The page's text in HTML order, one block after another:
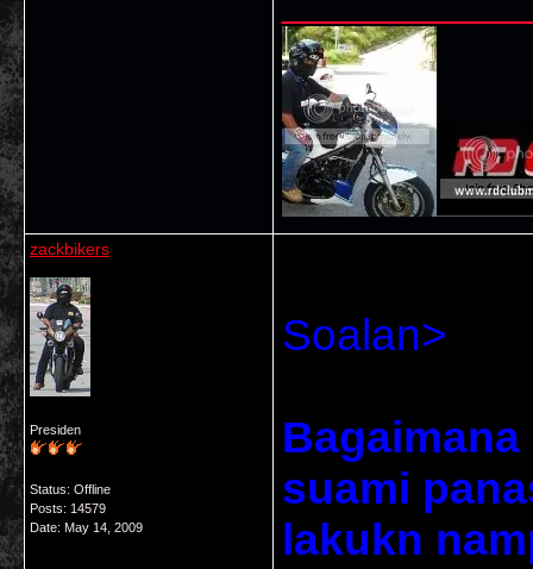
zackbikers
Presiden
Status: Offline
Posts: 14579
Date: May 14, 2009
Soalan>
suami
lakukn